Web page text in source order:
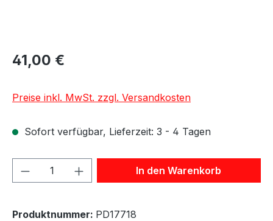
41,00 €
Preise inkl. MwSt. zzgl. Versandkosten
Sofort verfügbar, Lieferzeit: 3 - 4 Tagen
Produkt Anzahl: Gib denIn den Warenkorb
Produktnummer: PD17718